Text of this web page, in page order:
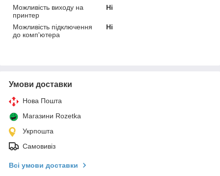
Можливість виходу на
принтер
Ні
Можливість підключення
до комп'ютера
Ні
Умови доставки
Нова Пошта
Магазини Rozetka
Укрпошта
Самовивіз
Всі умови доставки